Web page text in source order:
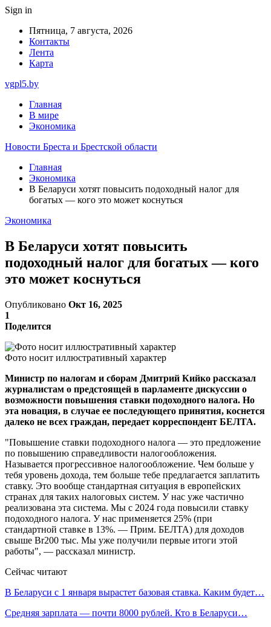
Sign in
Пятница, 7 августа, 2026
Контакты
Лента
Карта
vgpl5.by
Главная
В мире
Экономика
Новости Бреста и Брестской области
Главная
Экономика
В Беларуси хотят повысить подоходный налог для
богатых — кого это может коснуться
Экономика
В Беларуси хотят повысить
подоходный налог для богатых — кого
это может коснуться
Опубликовано Окт 16, 2025
1
Поделится
Фото носит иллюстративный характер
Министр по налогам и сборам Дмитрий Кийко рассказал
журналистам о предстоящей в парламенте дискуссии о
возможности повышения ставки подоходного налога. Но
эта новация, в случае ее последующего принятия, коснется
далеко не всех граждан, передает корреспондент БЕЛТА.
"Повышение ставки подоходного налога — это предложение
по повышению справедливости налогообложения.
Называется прогрессивное налогообложение. Чем больше у
тебя уровень дохода, тем больше тебе предлагается заплатить
ставку. Это вообще стандартная ситуация в европейских
странах для таких налоговых систем. У нас уже частично
реализована эта система. Мы с 2024 года повысили ставку
подоходного налога. У нас применяется 25% (при
стандартной ставке в 13%. — Прим. БЕЛТА) для доходов
свыше Br200 тыс. Мы уже получили первые итоги этой
работы", — рассказал министр.
Сейчас читают
В Беларуси с 1 января вырастет базовая ставка. Каким будет…
Средняя зарплата — почти 8000 рублей. Кто в Беларуси…